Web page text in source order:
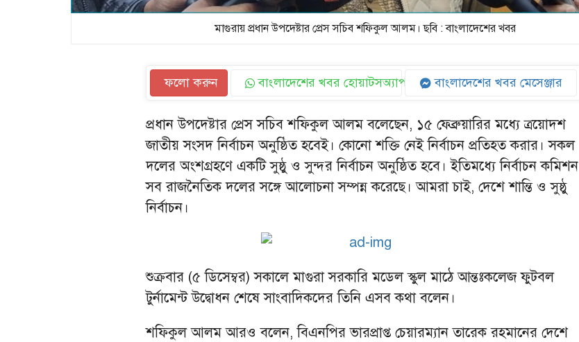
মাগুরায় প্রধান উপদেষ্টার প্রেস সচিব শফিকুল আলম। ছবি : বাংলাদেশের খবর
ফলো করুন বাংলাদেশের খবর হোয়াটসঅ্যাপ বাংলাদেশের খবর মেসেঞ্জার
প্রধান উপদেষ্টার প্রেস সচিব শফিকুল আলম বলেছেন, ১৫ ফেব্রুয়ারির মধ্যে ত্রয়োদশ
জাতীয় সংসদ নির্বাচন অনুষ্ঠিত হবেই। কোনো শক্তি নেই নির্বাচন প্রতিহত করার। সকল
দলের অংশগ্রহণে একটি সুষ্ঠু ও সুন্দর নির্বাচন অনুষ্ঠিত হবে। ইতিমধ্যে নির্বাচন কমিশন
সব রাজনৈতিক দলের সঙ্গে আলোচনা সম্পন্ন করেছে। আমরা চাই, দেশে শান্তি ও সুষ্ঠু
নির্বাচন।
শুক্রবার (৫ ডিসেম্বর) সকালে মাগুরা সরকারি মডেল স্কুল মাঠে আন্তঃকলেজ ফুটবল
টুর্নামেন্ট উদ্বোধন শেষে সাংবাদিকদের তিনি এসব কথা বলেন।
শফিকুল আলম আরও বলেন, বিএনপির ভারপ্রাপ্ত চেয়ারম্যান তারেক রহমানের দেশে